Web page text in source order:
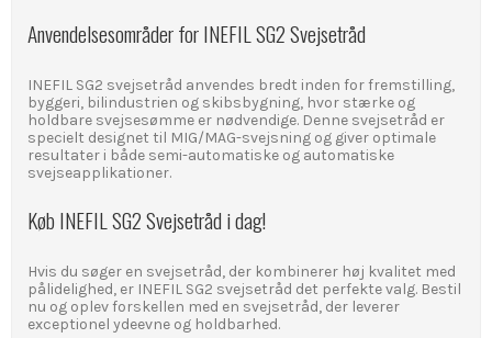
Anvendelsesområder for INEFIL SG2 Svejsetråd
INEFIL SG2 svejsetråd anvendes bredt inden for fremstilling,
byggeri, bilindustrien og skibsbygning, hvor stærke og
holdbare svejsesømme er nødvendige. Denne svejsetråd er
specielt designet til MIG/MAG-svejsning og giver optimale
resultater i både semi-automatiske og automatiske
svejseapplikationer.
Køb INEFIL SG2 Svejsetråd i dag!
Hvis du søger en svejsetråd, der kombinerer høj kvalitet med
pålidelighed, er INEFIL SG2 svejsetråd det perfekte valg. Bestil
nu og oplev forskellen med en svejsetråd, der leverer
exceptionel ydeevne og holdbarhed.